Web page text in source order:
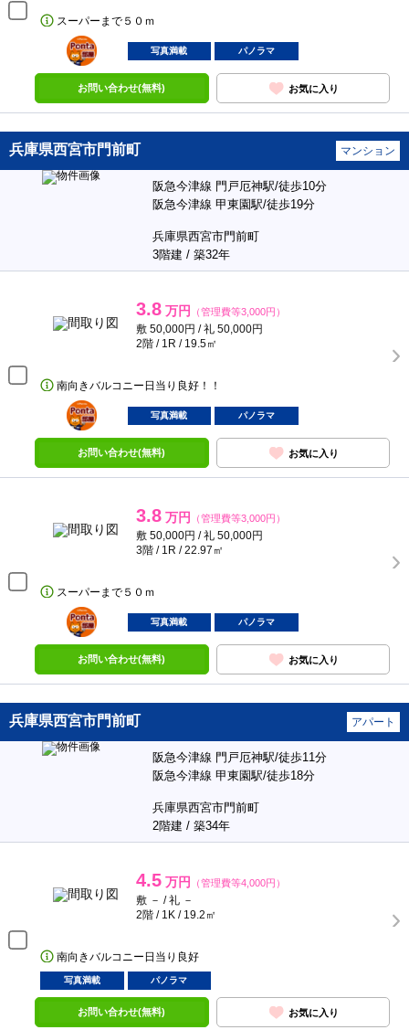
スーパーまで５０ｍ
ポンタ
部屋
写真満載 パノラマ
お問い合わせ(無料) お気に入り
兵庫県西宮市門前町 マンション
阪急今津線 門戸厄神駅/徒歩10分
阪急今津線 甲東園駅/徒歩19分
兵庫県西宮市門前町
3階建 / 築32年
3.8 万円 （管理費等3,000円）
敷 50,000円 / 礼 50,000円
2階 / 1R / 19.5㎡
南向きバルコニー日当り良好！！
ポンタ
部屋
写真満載 パノラマ
お問い合わせ(無料) お気に入り
3.8 万円 （管理費等3,000円）
敷 50,000円 / 礼 50,000円
3階 / 1R / 22.97㎡
スーパーまで５０ｍ
ポンタ
部屋
写真満載 パノラマ
お問い合わせ(無料) お気に入り
兵庫県西宮市門前町 アパート
阪急今津線 門戸厄神駅/徒歩11分
阪急今津線 甲東園駅/徒歩18分
兵庫県西宮市門前町
2階建 / 築34年
4.5 万円 （管理費等4,000円）
敷 － / 礼 －
2階 / 1K / 19.2㎡
南向きバルコニー日当り良好
写真満載 パノラマ
お問い合わせ(無料) お気に入り